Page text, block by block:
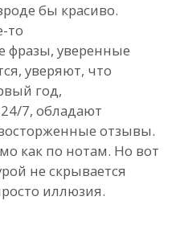
бы красиво.
то
фразы, уверенные
уверяют, что
год,
7, обладают
отзывы.
как по нотам. Но вот
не скрывается
иллюзия.